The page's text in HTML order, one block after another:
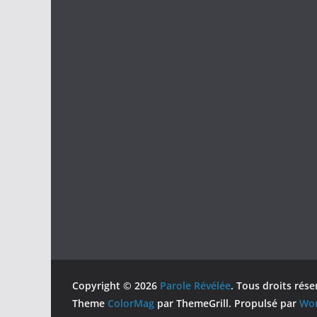
Copyright © 2026 Parole Révélée. Tous droits
Theme ColorMag par ThemeGrill. Propulsé par